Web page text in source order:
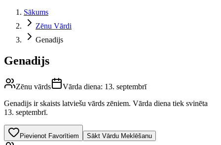
Sākums
Zēnu Vārdi
Genadijs
Genadijs
Zēnu vārds Vārda diena: 13. septembrī
Genadijs ir skaists latviešu vārds zēniem. Vārda diena tiek svinēta
13. septembrī.
Pievienot Favorītiem Sākt Vārdu Meklēšanu